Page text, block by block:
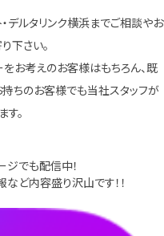
デルタリンク横浜までご相談やお
下さい。
お考えのお客様はもちろん、既
ちのお客様でも当社スタッフが
。
でも配信中！
ど内容盛り沢山です！！